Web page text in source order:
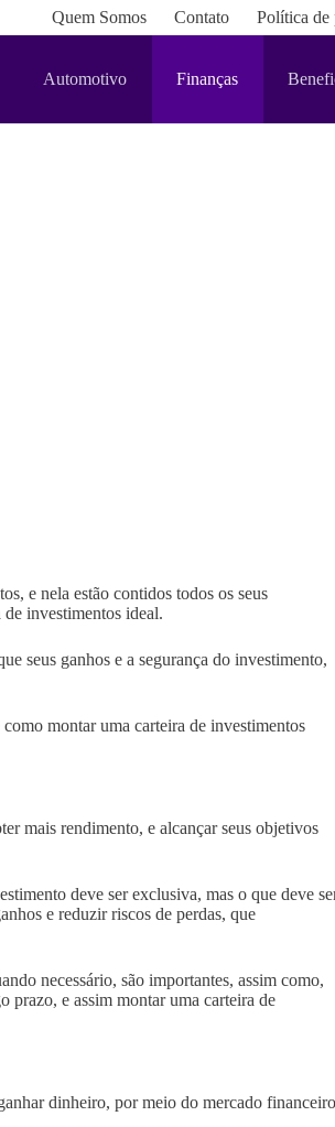
Quem Somos Contato Política de
Automotivo Finanças
e nela estão contidos todos os seus
de investimentos ideal.
seus ganhos e a segurança do investimento,
montar uma carteira de investimentos
mais rendimento, e alcançar seus objetivos
deve ser exclusiva, mas o que deve
e reduzir riscos de perdas, que
necessário, são importantes, assim como,
prazo, e assim montar uma carteira de
dinheiro, por meio do mercado